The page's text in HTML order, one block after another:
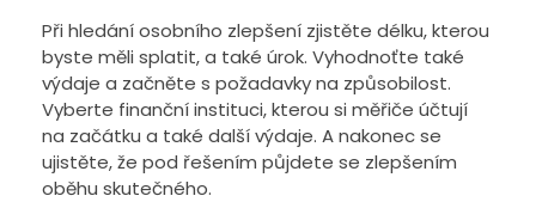
Při hledání osobního zlepšení zjistěte délku, kterou
byste měli splatit, a také úrok. Vyhodnoťte také
výdaje a začněte s požadavky na způsobilost.
Vyberte finanční instituci, kterou si měřiče účtují
na začátku a také další výdaje. A nakonec se
ujistěte, že pod řešením půjdete se zlepšením
oběhu skutečného.